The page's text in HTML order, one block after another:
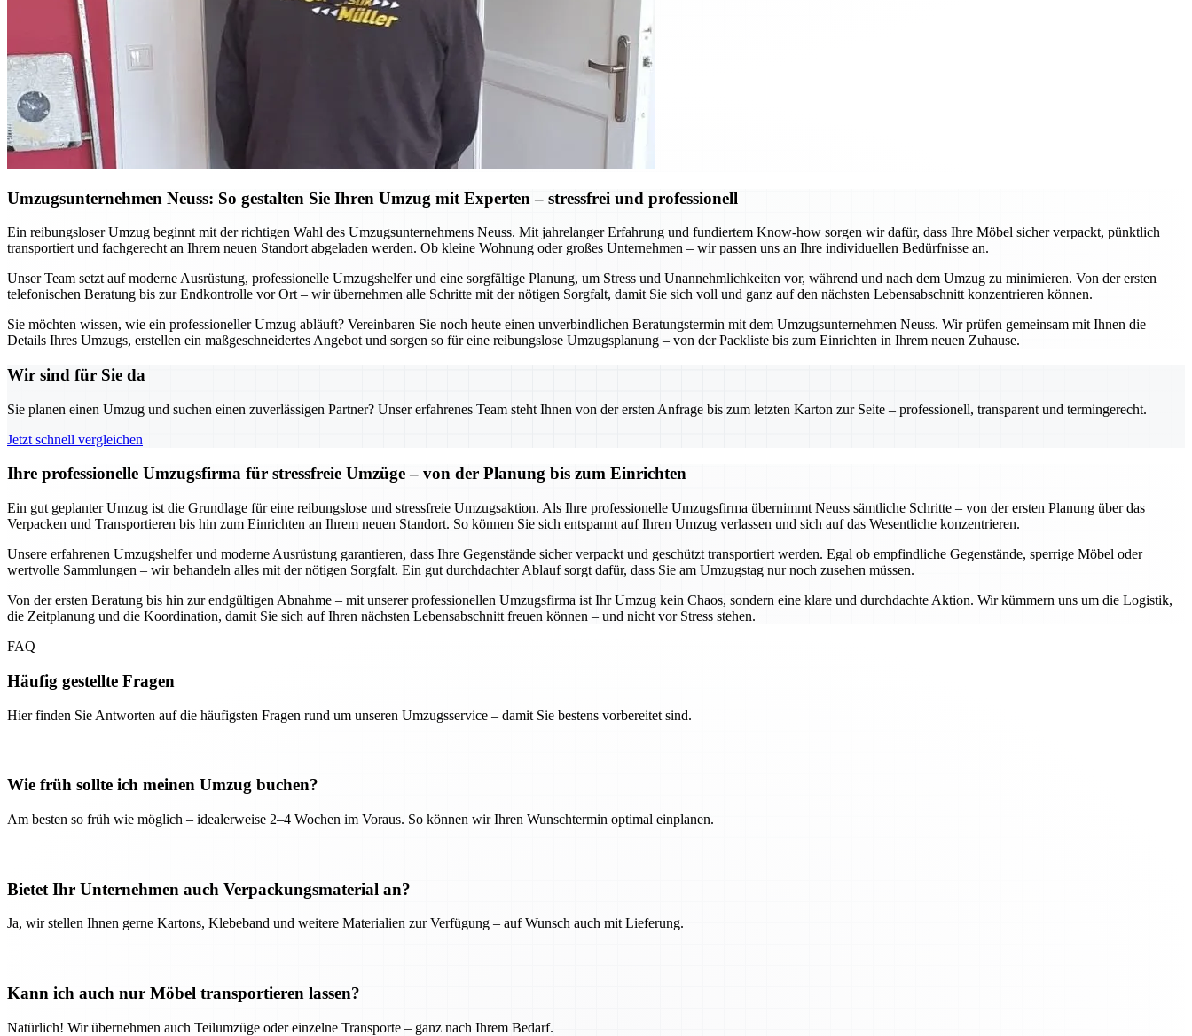
Umzugsunternehmen Neuss: So gestalten Sie Ihren Umzug mit Experten – stressfrei und professionell
Ein reibungsloser Umzug beginnt mit der richtigen Wahl des Umzugsunternehmens Neuss. Mit jahrelanger Erfahrung und fundiertem Know-how sorgen wir dafür, dass Ihre Möbel sicher verpackt, pünktlich
transportiert und fachgerecht an Ihrem neuen Standort abgeladen werden. Ob kleine Wohnung oder großes Unternehmen – wir passen uns an Ihre individuellen Bedürfnisse an.
Unser Team setzt auf moderne Ausrüstung, professionelle Umzugshelfer und eine sorgfältige Planung, um Stress und Unannehmlichkeiten vor, während und nach dem Umzug zu minimieren. Von der ersten
telefonischen Beratung bis zur Endkontrolle vor Ort – wir übernehmen alle Schritte mit der nötigen Sorgfalt, damit Sie sich voll und ganz auf den nächsten Lebensabschnitt konzentrieren können.
Sie möchten wissen, wie ein professioneller Umzug abläuft? Vereinbaren Sie noch heute einen unverbindlichen Beratungstermin mit dem Umzugsunternehmen Neuss. Wir prüfen gemeinsam mit Ihnen die
Details Ihres Umzugs, erstellen ein maßgeschneidertes Angebot und sorgen so für eine reibungslose Umzugsplanung – von der Packliste bis zum Einrichten in Ihrem neuen Zuhause.
Wir sind für Sie da
Sie planen einen Umzug und suchen einen zuverlässigen Partner? Unser erfahrenes Team steht Ihnen von der ersten Anfrage bis zum letzten Karton zur Seite – professionell, transparent und termingerecht.
Jetzt schnell vergleichen
Ihre professionelle Umzugsfirma für stressfreie Umzüge – von der Planung bis zum Einrichten
Ein gut geplanter Umzug ist die Grundlage für eine reibungslose und stressfreie Umzugsaktion. Als Ihre professionelle Umzugsfirma übernimmt Neuss sämtliche Schritte – von der ersten Planung über das
Verpacken und Transportieren bis hin zum Einrichten an Ihrem neuen Standort. So können Sie sich entspannt auf Ihren Umzug verlassen und sich auf das Wesentliche konzentrieren.
Unsere erfahrenen Umzugshelfer und moderne Ausrüstung garantieren, dass Ihre Gegenstände sicher verpackt und geschützt transportiert werden. Egal ob empfindliche Gegenstände, sperrige Möbel oder
wertvolle Sammlungen – wir behandeln alles mit der nötigen Sorgfalt. Ein gut durchdachter Ablauf sorgt dafür, dass Sie am Umzugstag nur noch zusehen müssen.
Von der ersten Beratung bis hin zur endgültigen Abnahme – mit unserer professionellen Umzugsfirma ist Ihr Umzug kein Chaos, sondern eine klare und durchdachte Aktion. Wir kümmern uns um die Logistik,
die Zeitplanung und die Koordination, damit Sie sich auf Ihren nächsten Lebensabschnitt freuen können – und nicht vor Stress stehen.
FAQ
Häufig gestellte Fragen
Hier finden Sie Antworten auf die häufigsten Fragen rund um unseren Umzugsservice – damit Sie bestens vorbereitet sind.
Wie früh sollte ich meinen Umzug buchen?
Am besten so früh wie möglich – idealerweise 2–4 Wochen im Voraus. So können wir Ihren Wunschtermin optimal einplanen.
Bietet Ihr Unternehmen auch Verpackungsmaterial an?
Ja, wir stellen Ihnen gerne Kartons, Klebeband und weitere Materialien zur Verfügung – auf Wunsch auch mit Lieferung.
Kann ich auch nur Möbel transportieren lassen?
Natürlich! Wir übernehmen auch Teilumzüge oder einzelne Transporte – ganz nach Ihrem Bedarf.